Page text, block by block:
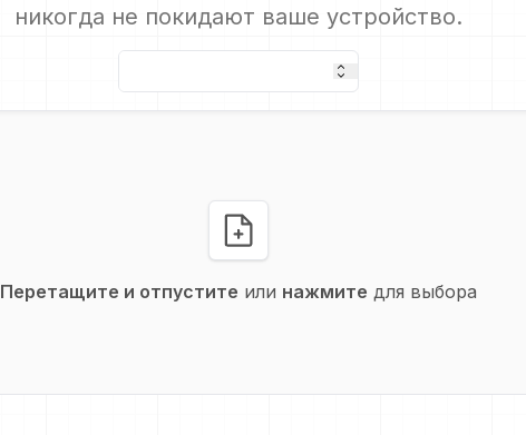
никогда не покидают ваше устройство.
Перетащите и отпустите или нажмите для выбора